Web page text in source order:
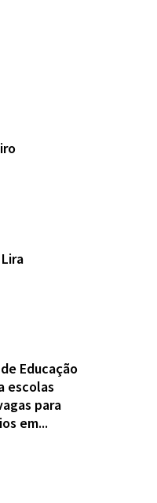
Educação
escolas
para
em...